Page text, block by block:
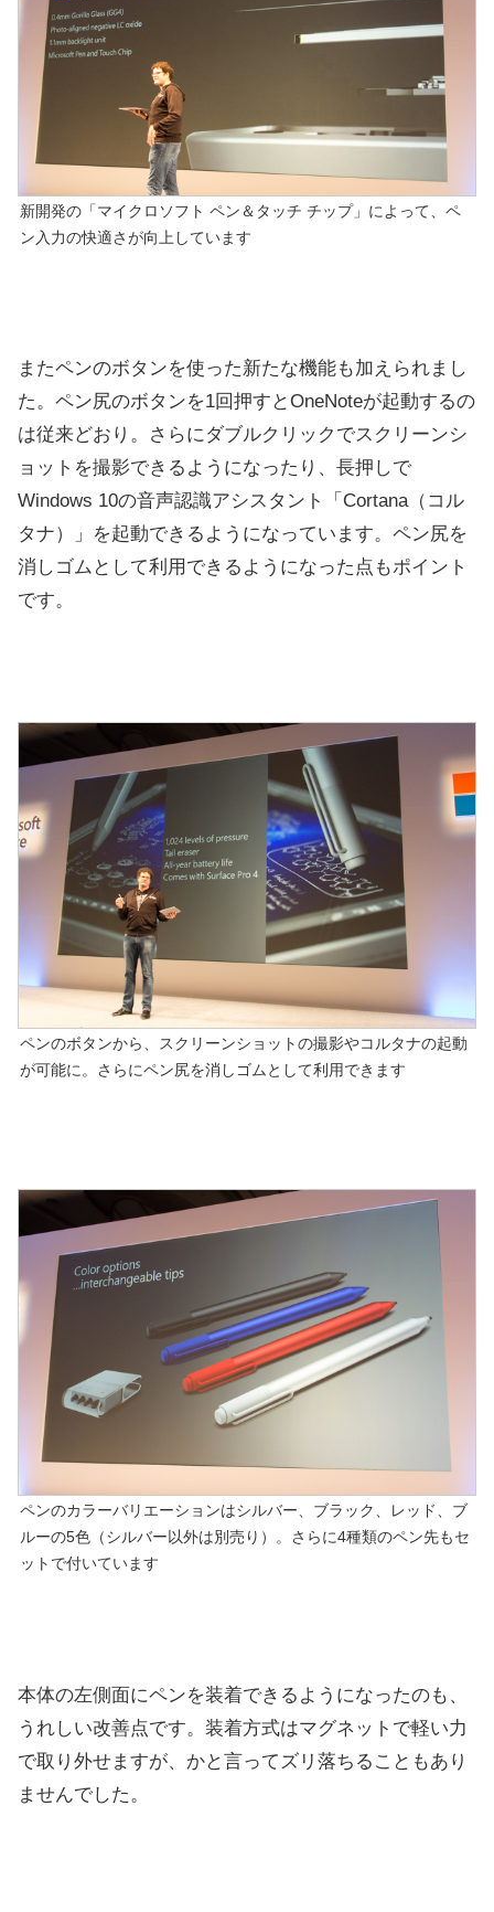
新開発の「マイクロソフト ペン＆タッチ チップ」によって、ペ
ン入力の快適さが向上しています
またペンのボタンを使った新たな機能も加えられまし
た。ペン尻のボタンを1回押すとOneNoteが起動するの
は従来どおり。さらにダブルクリックでスクリーンシ
ョットを撮影できるようになったり、長押しで
Windows 10の音声認識アシスタント「Cortana（コル
タナ）」を起動できるようになっています。ペン尻を
消しゴムとして利用できるようになった点もポイント
です。
ペンのボタンから、スクリーンショットの撮影やコルタナの起動
が可能に。さらにペン尻を消しゴムとして利用できます
ペンのカラーバリエーションはシルバー、ブラック、レッド、ブ
ルーの5色（シルバー以外は別売り）。さらに4種類のペン先もセ
ットで付いています
本体の左側面にペンを装着できるようになったのも、
うれしい改善点です。装着方式はマグネットで軽い力
で取り外せますが、かと言ってズリ落ちることもあり
ませんでした。